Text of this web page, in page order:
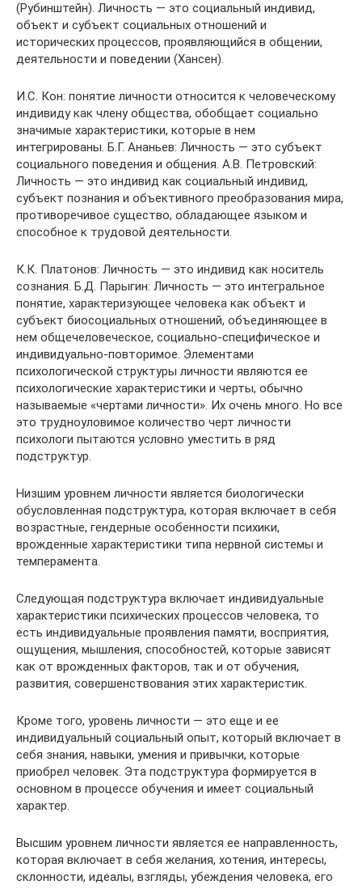
(Рубинштейн). Личность — это социальный индивид,
объект и субъект социальных отношений и
исторических процессов, проявляющийся в общении,
деятельности и поведении (Хансен).
И.С. Кон: понятие личности относится к человеческому
индивиду как члену общества, обобщает социально
значимые характеристики, которые в нем
интегрированы. Б.Г. Ананьев: Личность — это субъект
социального поведения и общения. А.В. Петровский:
Личность — это индивид как социальный индивид,
субъект познания и объективного преобразования мира,
противоречивое существо, обладающее языком и
способное к трудовой деятельности.
К.К. Платонов: Личность — это индивид как носитель
сознания. Б.Д. Парыгин: Личность — это интегральное
понятие, характеризующее человека как объект и
субъект биосоциальных отношений, объединяющее в
нем общечеловеческое, социально-специфическое и
индивидуально-повторимое. Элементами
психологической структуры личности являются ее
психологические характеристики и черты, обычно
называемые «чертами личности». Их очень много. Но все
это трудноуловимое количество черт личности
психологи пытаются условно уместить в ряд
подструктур.
Низшим уровнем личности является биологически
обусловленная подструктура, которая включает в себя
возрастные, гендерные особенности психики,
врожденные характеристики типа нервной системы и
темперамента.
Следующая подструктура включает индивидуальные
характеристики психических процессов человека, то
есть индивидуальные проявления памяти, восприятия,
ощущения, мышления, способностей, которые зависят
как от врожденных факторов, так и от обучения,
развития, совершенствования этих характеристик.
Кроме того, уровень личности — это еще и ее
индивидуальный социальный опыт, который включает в
себя знания, навыки, умения и привычки, которые
приобрел человек. Эта подструктура формируется в
основном в процессе обучения и имеет социальный
характер.
Высшим уровнем личности является ее направленность,
которая включает в себя желания, хотения, интересы,
склонности, идеалы, взгляды, убеждения человека, его